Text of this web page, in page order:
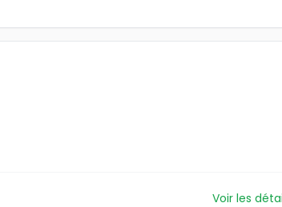
Voir les